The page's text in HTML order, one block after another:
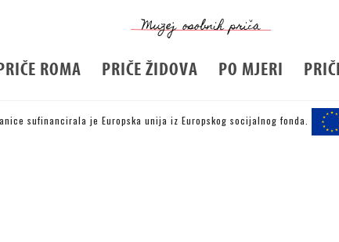
ROMA PRIČE ŽIDOVA PO MJERI
sufinancirala je Europska unija iz Europskog socijalnog fonda.